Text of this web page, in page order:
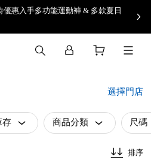
惠入手多功能運動褲 & 多款夏日
選擇門店
存 商品分類 尺碼
排序